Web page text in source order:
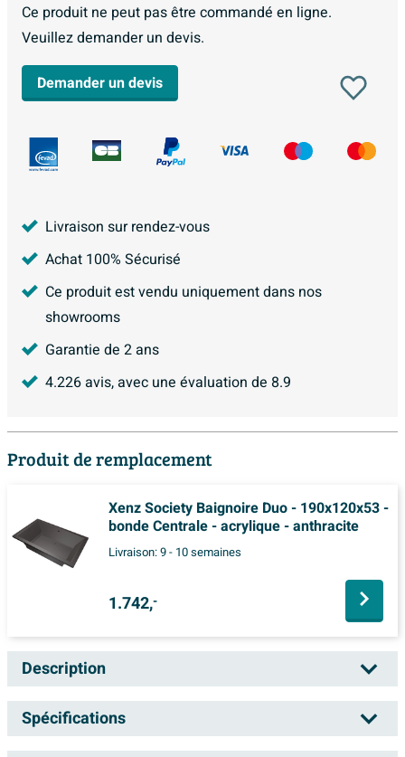
Ce produit ne peut pas être commandé en ligne.
Veuillez demander un devis.
Demander un devis
Livraison sur rendez-vous
Achat 100% Sécurisé
Ce produit est vendu uniquement dans nos
showrooms
Garantie de 2 ans
4.226avis, avec une évaluation de 8.9
Produit de remplacement
Xenz Society Baignoire Duo - 190x120x53 -
bonde Centrale - acrylique - anthracite
Livraison:9 - 10 semaines
1.742,-
Description
Xenz Society Baignoire duo - 190x120x53 -
bonde Centrale - acrylique - ebony
Spécifications